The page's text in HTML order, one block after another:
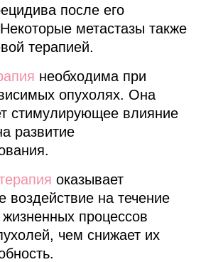
после его
метастазы также
терапией.
необходима при
опухолях. Она
стимулирующее влияние
развитие
оказывает
воздействие на течение
процессов
чем снижает их